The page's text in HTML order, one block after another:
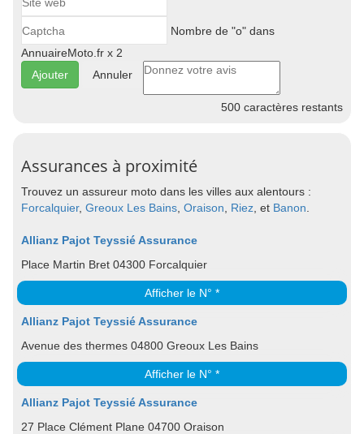
Nombre de "o" dans
AnnuaireMoto.fr x 2
Annuler
500 caractères restants
Assurances à proximité
Trouvez un assureur moto dans les villes aux alentours :
Forcalquier, Greoux Les Bains Oraison Riez , et Banon
Allianz Pajot Teyssié Assurance
Place Martin Bret 04300 Forcalquier
Afficher le N° *
Allianz Pajot Teyssié Assurance
Avenue des thermes 04800 Greoux Les Bains
Afficher le N° *
Allianz Pajot Teyssié Assurance
27 Place Clément Plane 04700 Oraison